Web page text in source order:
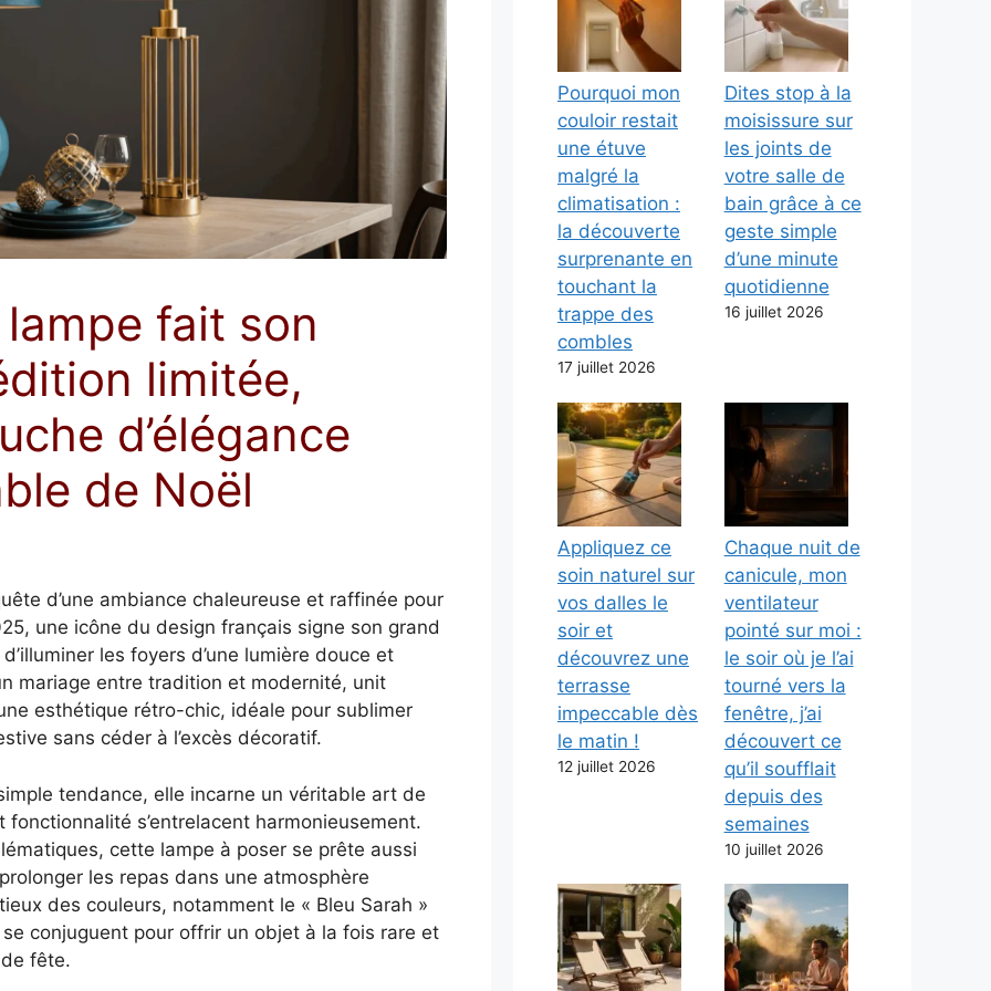
fait son
limitée,
d’élégance
de Noël
d’une ambiance chaleureuse et raffinée pour
une icône du design français signe son grand
les foyers d’une lumière douce et
mariage entre tradition et modernité, unit
esthétique rétro-chic, idéale pour sublimer
sans céder à l’excès décoratif.
tendance, elle incarne un véritable art de
s’entrelacent harmonieusement.
cette lampe à poser se prête aussi
les repas dans une atmosphère
des couleurs, notamment le « Bleu Sarah »
conjuguent pour offrir un objet à la fois rare et
fête.
Pourquoi mon
couloir restait
une étuve
malgré la
climatisation :
la découverte
surprenante en
touchant la
trappe des
combles
17 juillet 2026
Dites stop à la
moisissure sur
les joints de
votre salle de
bain grâce à ce
geste simple
d’une minute
quotidienne
16 juillet 2026
Appliquez ce
soin naturel sur
vos dalles le
soir et
découvrez une
terrasse
impeccable dès
le matin !
12 juillet 2026
Chaque nuit de
canicule, mon
ventilateur
pointé sur moi :
le soir où je l’ai
tourné vers la
fenêtre, j’ai
découvert ce
qu’il soufflait
depuis des
semaines
10 juillet 2026